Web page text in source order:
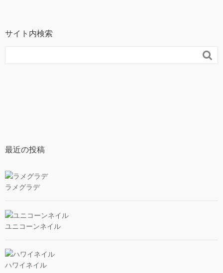
サイト内検索

最近の投稿
ラメグラデ
ユニコーンネイル
ハワイネイル